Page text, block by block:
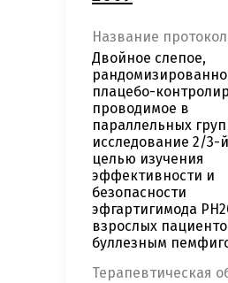
Название
Двойное слепое,
плацебо-
проводимое в
параллельных
исследование 2/3-
целью изучения
эффективности и
безопасности
эфгартигимода
взрослых
буллезным
Терапевтическая